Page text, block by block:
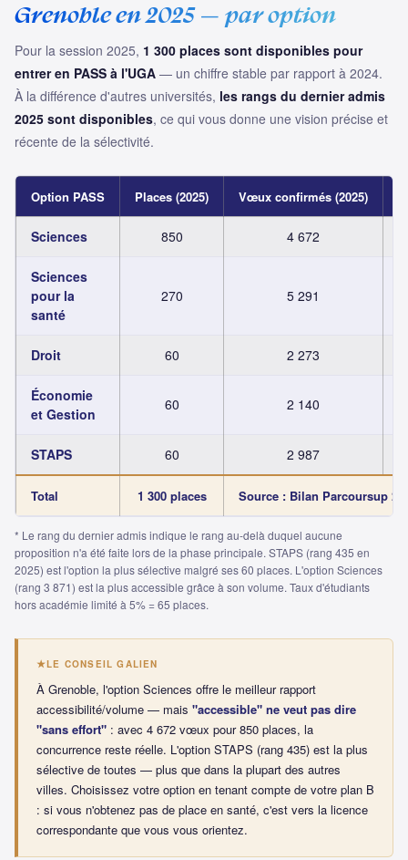
Grenoble en 2025 — par option
Pour la session 2025, 1 300 places sont disponibles pour
entrer en PASS à l'UGA — un chiffre stable par rapport à 2024.
À la différence d'autres universités, les rangs du dernier admis
2025 sont disponibles, ce qui vous donne une vision précise et
récente de la sélectivité.
Option PASS Places (2025) Vœux confirmés (2025)
Sciences 850 4 672
Sciences
pour la
santé
270 5 291
Droit 60 2 273
Économie
et Gestion
60 2 140
STAPS 60 2 987
Total 1 300 places Source : Bilan Parcoursup
* Le rang du dernier admis indique le rang au-delà duquel aucune
proposition n'a été faite lors de la phase principale. STAPS (rang 435 en
2025) est l'option la plus sélective malgré ses 60 places. L'option Sciences
(rang 3 871) est la plus accessible grâce à son volume. Taux d'étudiants
hors académie limité à 5% = 65 places.
LE CONSEIL GALIEN
À Grenoble, l'option Sciences offre le meilleur rapport
accessibilité/volume — mais "accessible" ne veut pas dire
"sans effort" : avec 4 672 vœux pour 850 places, la
concurrence reste réelle. L'option STAPS (rang 435) est la plus
sélective de toutes — plus que dans la plupart des autres
villes. Choisissez votre option en tenant compte de votre plan B
: si vous n'obtenez pas de place en santé, c'est vers la licence
correspondante que vous vous orientez.